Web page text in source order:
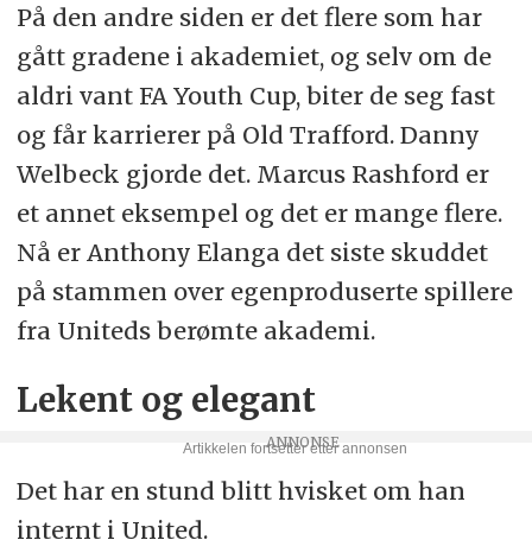
På den andre siden er det flere som har
gått gradene i akademiet, og selv om de
aldri vant FA Youth Cup, biter de seg fast
og får karrierer på Old Trafford. Danny
Welbeck gjorde det. Marcus Rashford er
et annet eksempel og det er mange flere.
Nå er Anthony Elanga det siste skuddet
på stammen over egenproduserte spillere
fra Uniteds berømte akademi.
Lekent og elegant
Det har en stund blitt hvisket om han
internt i United.